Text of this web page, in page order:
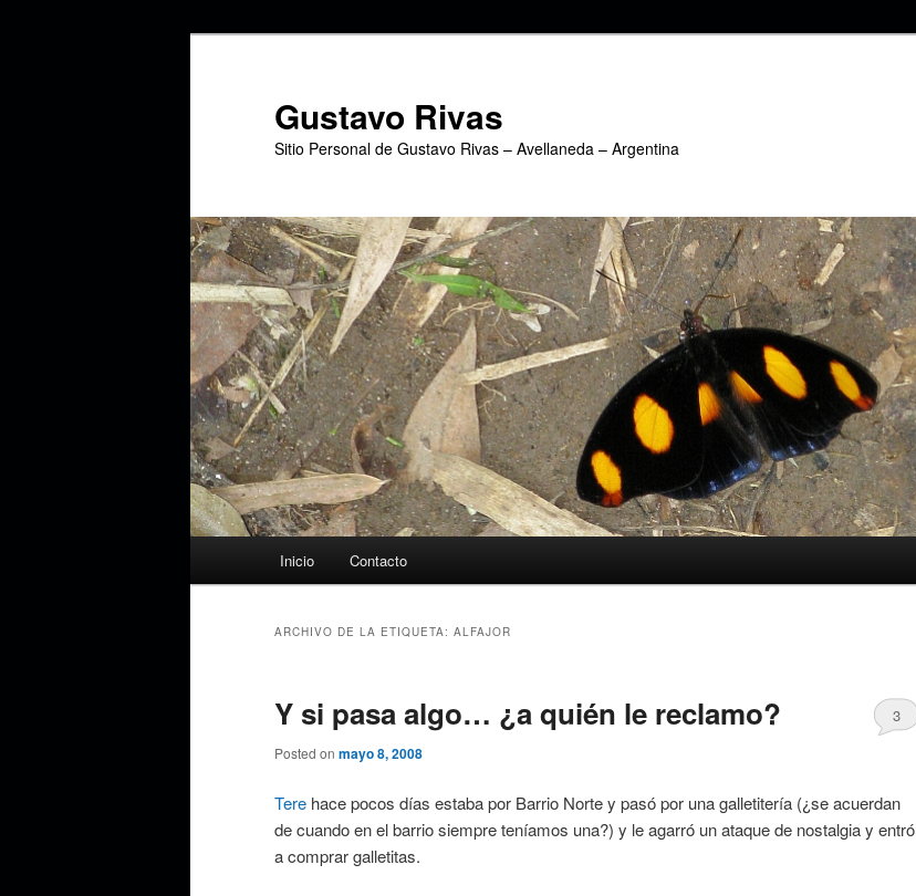
Gustavo Rivas
Sitio Personal de Gustavo Rivas – Avellaneda – Argentina
Inicio Contacto
ARCHIVO DE LA ETIQUETA: ALFAJOR
Y si pasa algo… ¿a quién le reclamo?
Posted on mayo 8, 2008
3
Tere hace pocos días estaba por Barrio Norte y pasó por una galletitería (¿se acuerdan
de cuando en el barrio siempre teníamos una?) y le agarró un ataque de nostalgia y entró
a comprar galletitas.